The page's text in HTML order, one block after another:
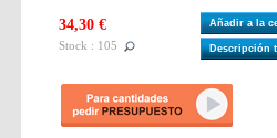
34,30 €
Stock : 105
Añadir a la
Descripción